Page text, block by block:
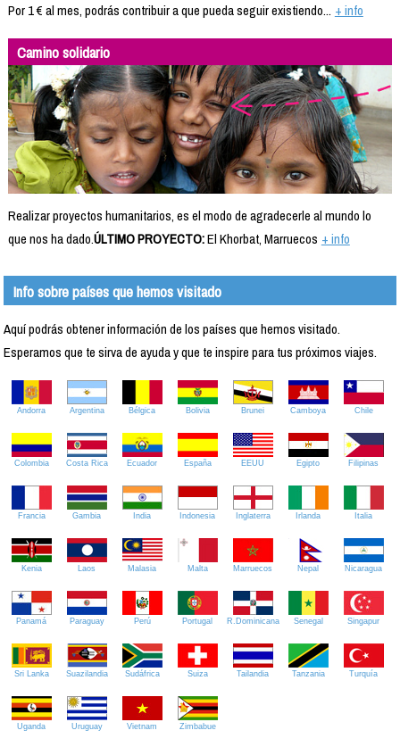
Por 1 € al mes, podrás contribuir a que pueda seguir existiendo... + info
Camino solidario
Realizar proyectos humanitarios, es el modo de agradecerle al mundo lo
que nos ha dado.ÚLTIMO PROYECTO:El Khorbat, Marruecos + info
Info sobre países que hemos visitado
Aquí podrás obtener información de los países que hemos visitado.
Esperamos que te sirva de ayuda y que te inspire para tus próximos viajes.
Andorra Argentina Bélgica Bolivia Brunei Camboya Chile
Colombia Costa Rica Ecuador España EEUU Egipto Filipinas
Francia Gambia India Indonesia Inglaterra Irlanda Italia
Kenia Laos Malasia Malta Marruecos Nepal Nicaragua
Panamá Paraguay Perú Portugal R.Dominicana Senegal Singapur
Sri Lanka Suazilandia Sudáfrica Suiza Tailandia Tanzania Turquía
Uganda Uruguay Vietnam Zimbabue